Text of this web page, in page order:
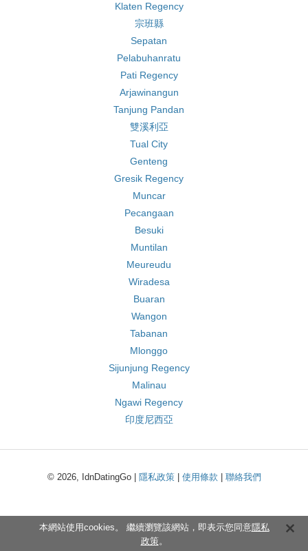
Klaten Regency
宗班縣
Sepatan
Pelabuhanratu
Pati Regency
Arjawinangun
Tanjung Pandan
雙溪利亞
Tual City
Genteng
Gresik Regency
Muncar
Pecangaan
Besuki
Muntilan
Meureudu
Wiradesa
Buaran
Wangon
Tabanan
Mlonggo
Sijunjung Regency
Malinau
Ngawi Regency
印度尼西亞
© 2026, IdnDatingGo | 隱私政策| 使用條款 聯絡我們
本網站使用cookies。 繼續瀏覽該網站，即表示您同意隱私
政策。